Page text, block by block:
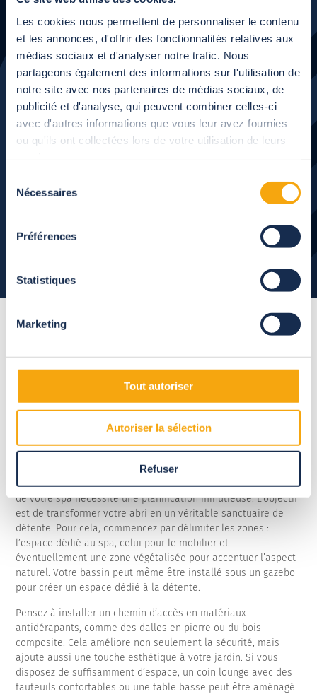
Les cookies nous permettent de personnaliser le contenu
et les annonces, d'offrir des fonctionnalités relatives aux
médias sociaux et d'analyser notre trafic. Nous
partageons également des informations sur l'utilisation de
notre site avec nos partenaires de médias sociaux, de
publicité et d'analyse, qui peuvent combiner celles-ci
avec d'autres informations que vous leur avez fournies
ou qu'ils ont collectées lors de votre utilisation de leurs
Nécessaires
Préférences
Statistiques
Marketing
Tout autoriser
Autoriser la sélection
Refuser
Je souhaite recevoir
un catalogue
Découvrez nos univers de piscine & terrasse
Maximiser l’espace
extérieur d'un spa
Nos idées d’aménagement autour
du spa
Créer un espace extérieur harmonieux et fonctionnel autour
de votre spa nécessite une planification minutieuse. L’objectif
est de transformer votre abri en un véritable sanctuaire de
détente. Pour cela, commencez par délimiter les zones :
l’espace dédié au spa, celui pour le mobilier et
éventuellement une zone végétalisée pour accentuer l’aspect
naturel. Votre bassin peut même être installé sous un gazebo
pour créer un espace dédié à la détente.
Pensez à installer un chemin d’accès en matériaux
antidérapants, comme des dalles en pierre ou du bois
composite. Cela améliore non seulement la sécurité, mais
ajoute aussi une touche esthétique à votre jardin. Si vous
disposez de suffisamment d’espace, un coin lounge avec des
fauteuils confortables ou une table basse peut être aménagé